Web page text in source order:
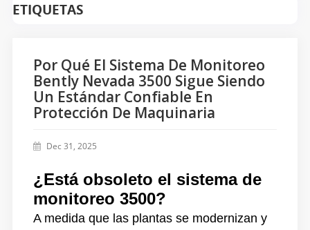
ETIQUETAS
Por Qué El Sistema De Monitoreo
Bently Nevada 3500 Sigue Siendo
Un Estándar Confiable En
Protección De Maquinaria
Dec 31, 2025
¿Está obsoleto el sistema de
monitoreo 3500?
A medida que las plantas se modernizan y